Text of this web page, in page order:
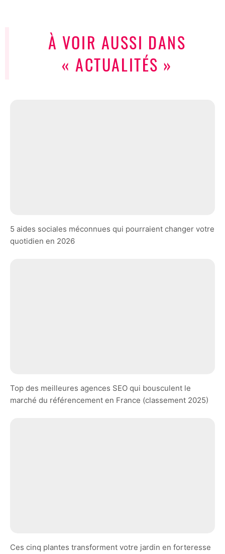
À VOIR AUSSI DANS
« ACTUALITÉS »
5 aides sociales méconnues qui pourraient changer votre
quotidien en 2026
Top des meilleures agences SEO qui bousculent le
marché du référencement en France (classement 2025)
Ces cinq plantes transforment votre jardin en forteresse